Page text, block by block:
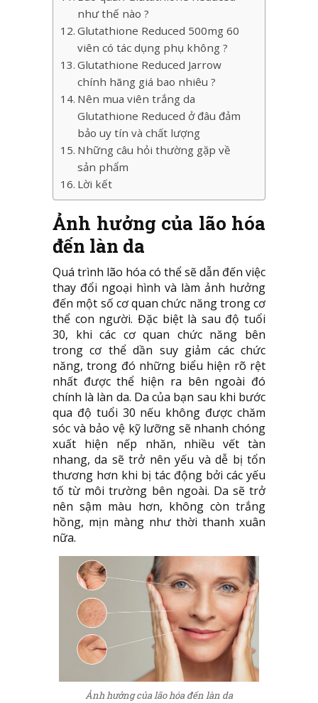
như thế nào ?
Glutathione Reduced 500mg 60
viên có tác dụng phụ không ?
Glutathione Reduced Jarrow
chính hãng giá bao nhiêu ?
Nên mua viên trắng da
Glutathione Reduced ở đâu đảm
bảo uy tín và chất lượng
Những câu hỏi thường gặp về
sản phẩm
Lời kết
Ảnh hưởng của lão hóa
đến làn da
Quá trình lão hóa có thể sẽ dẫn đến việc
thay đổi ngoại hình và làm ảnh hưởng
đến một số cơ quan chức năng trong cơ
thể con người. Đặc biệt là sau độ tuổi
30, khi các cơ quan chức năng bên
trong cơ thể dần suy giảm các chức
năng, trong đó những biểu hiện rõ rệt
nhất được thể hiện ra bên ngoài đó
chính là làn da. Da của bạn sau khi bước
qua độ tuổi 30 nếu không được chăm
sóc và bảo vệ kỹ lưỡng sẽ nhanh chóng
xuất hiện nếp nhăn, nhiều vết tàn
nhang, da sẽ trở nên yếu và dễ bị tổn
thương hơn khi bị tác động bởi các yếu
tố từ môi trường bên ngoài. Da sẽ trở
nên sậm màu hơn, không còn trắng
hồng, mịn màng như thời thanh xuân
nữa.
Ảnh hưởng của lão hóa đến làn da